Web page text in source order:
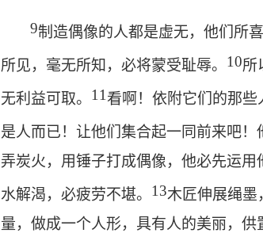
9制造偶像的人都是虚无，他们所
所见，毫无所知，必将蒙受耻辱。 10所
无利益可取。 11 看啊！依附它们的那
是人而已！让他们集合起一同前来吧！
弄炭火，用锤子打成偶像，他必先运
水解渴，必疲劳不堪。 13木匠伸展绳墨
量，做成一个人形，具有人的美丽，供